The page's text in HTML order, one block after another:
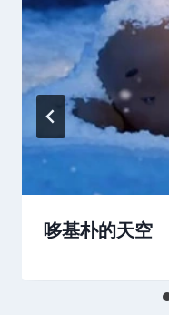
哆基朴的天空